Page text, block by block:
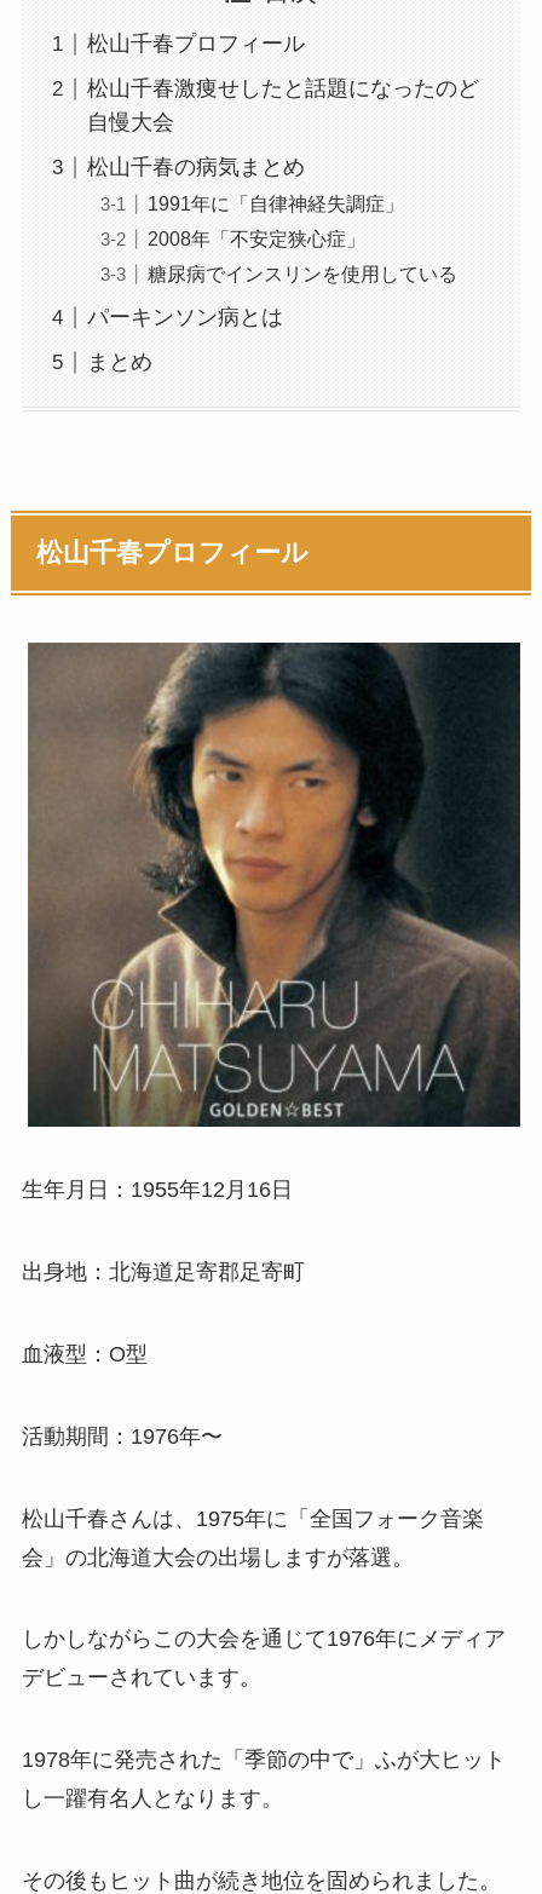
松山千春プロフィール
松山千春激痩せしたと話題になったのど
自慢大会
松山千春の病気まとめ
1991年に「自律神経失調症」
2008年「不安定狭心症」
糖尿病でインスリンを使用している
パーキンソン病とは
まとめ
松山千春プロフィール
生年月日：1955年12月16日
出身地：北海道足寄郡足寄町
血液型：O型
活動期間：1976年〜
松山千春さんは、1975年に「全国フォーク音楽
会」の北海道大会の出場しますが落選。
しかしながらこの大会を通じて1976年にメディア
デビューされています。
1978年に発売された「季節の中で」ふが大ヒット
し一躍有名人となります。
その後もヒット曲が続き地位を固められました。